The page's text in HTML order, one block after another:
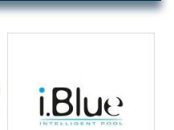
I BLUE • componenti,
accessori e
rivestimenti per piscine